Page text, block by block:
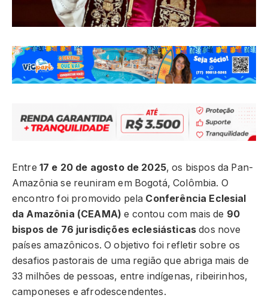
Entre 17 e 20 de agosto de 2025, os bispos da Pan-
Amazônia se reuniram em Bogotá, Colômbia. O
encontro foi promovido pela Conferência Eclesial
da Amazônia (CEAMA) e contou com mais de 90
bispos de 76 jurisdições eclesiásticas dos nove
países amazônicos. O objetivo foi refletir sobre os
desafios pastorais de uma região que abriga mais de
33 milhões de pessoas, entre indígenas, ribeirinhos,
camponeses e afrodescendentes.